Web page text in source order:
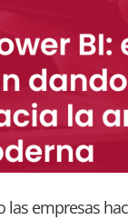
las empresas